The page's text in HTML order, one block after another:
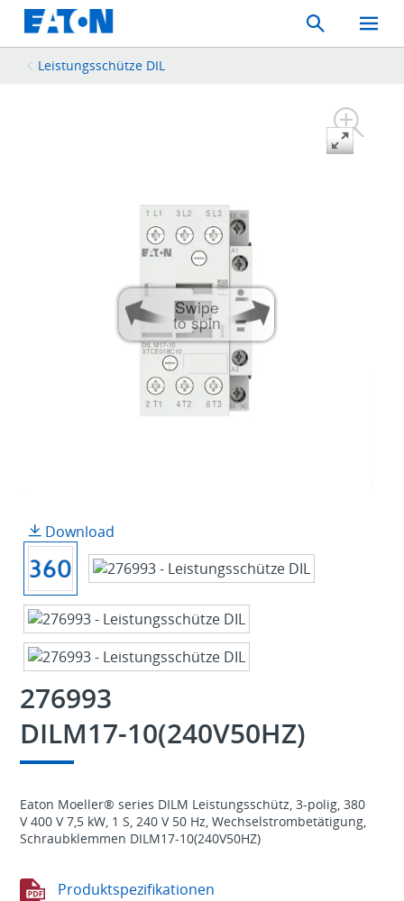
Search
Toggle
Mobile
Leistungsschütze DIL
Swipe
to spin
Download
276993
DILM17-10(240V50HZ)
Eaton Moeller® series DILM Leistungsschütz, 3-polig, 380
V 400 V 7,5 kW, 1 S, 240 V 50 Hz, Wechselstrombetätigung,
Schraubklemmen DILM17-10(240V50HZ)
Produktspezifikationen